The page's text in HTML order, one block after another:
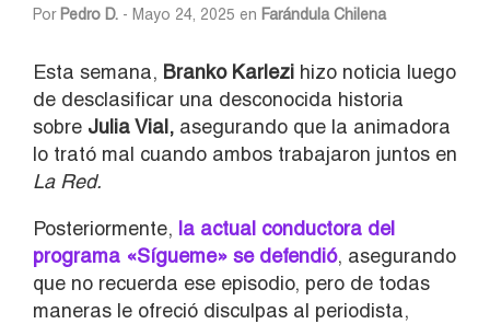
Por Pedro D. - Mayo 24, 2025 en Farándula Chilena
Esta semana, Branko Karlezi hizo noticia luego
de desclasificar una desconocida historia
sobre Julia Vial, asegurando que la animadora
lo trató mal cuando ambos trabajaron juntos en
La Red.
Posteriormente, la actual conductora del
programa «Sígueme» se defendió, asegurando
que no recuerda ese episodio, pero de todas
maneras le ofreció disculpas al periodista,